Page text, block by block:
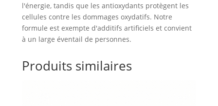
l'énergie, tandis que les antioxydants protègent les
cellules contre les dommages oxydatifs. Notre
formule est exempte d'additifs artificiels et convient
à un large éventail de personnes.
Produits similaires